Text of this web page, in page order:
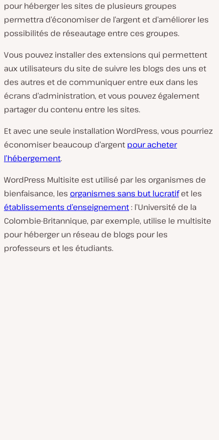
pour héberger les sites de plusieurs groupes
permettra d’économiser de l’argent et d’améliorer les
possibilités de réseautage entre ces groupes.
Vous pouvez installer des extensions qui permettent
aux utilisateurs du site de suivre les blogs des uns et
des autres et de communiquer entre eux dans les
écrans d’administration, et vous pouvez également
partager du contenu entre les sites.
Et avec une seule installation WordPress, vous pourriez
économiser beaucoup d’argent pour acheter
l’hébergement.
WordPress Multisite est utilisé par les organismes de
bienfaisance, les organismes sans but lucratifet les
établissements d’enseignement: l’Université de la
Colombie-Britannique, par exemple, utilise le multisite
pour héberger un réseau de blogs pour les
professeurs et les étudiants.